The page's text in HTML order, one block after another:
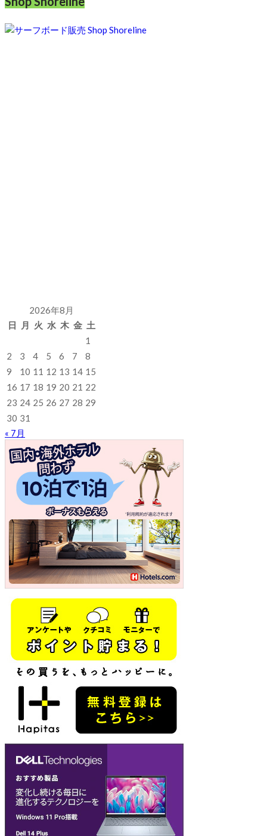
2026年8月
日
月 火 水 木 金 土
1
2
3 4 5 6 7
8
9
10 11 12 13 14 15
16 17 18 19 20 21 22
23 24 25 26 27 28 29
30 31
« 7月